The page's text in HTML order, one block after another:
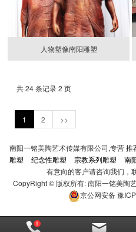
人物塑像南阳雕塑
共 24 条记录 2 页
1 2 >>
南阳一铭美陶艺术传媒有限公司,专营推
雕塑
纪念性雕塑 宗教系列雕塑 南
有意向的客户请咨询我们，
CopyRight © 版权所有:南阳一铭美陶
京公网安备豫